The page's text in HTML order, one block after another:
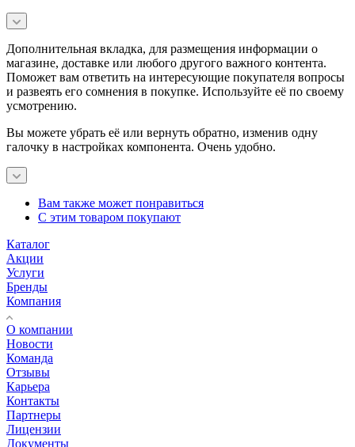
Дополнительная вкладка, для размещения информации о
магазине, доставке или любого другого важного контента.
Поможет вам ответить на интересующие покупателя вопросы
и развеять его сомнения в покупке. Используйте её по своему
усмотрению.
Вы можете убрать её или вернуть обратно, изменив одну
галочку в настройках компонента. Очень удобно.
Вам также может понравиться
С этим товаром покупают
Каталог
Акции
Услуги
Бренды
Компания
О компании
Новости
Команда
Отзывы
Карьера
Контакты
Партнеры
Лицензии
Документы